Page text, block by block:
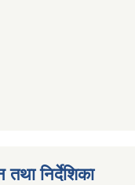
निर्देशिका